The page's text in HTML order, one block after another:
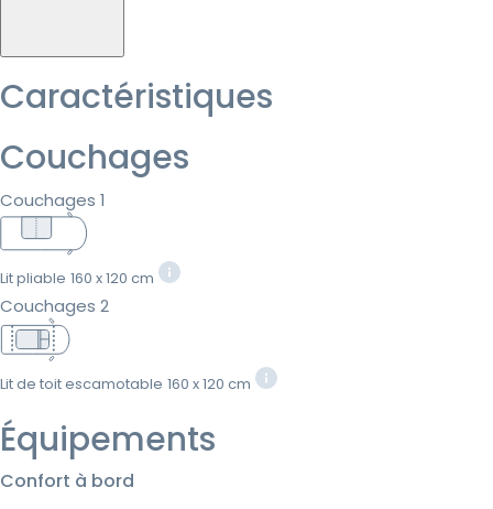
Caractéristiques
Couchages
Couchages 1
Lit pliable 160 x 120 cm
Couchages 2
Lit de toit escamotable 160 x 120 cm
Équipements
Confort à bord